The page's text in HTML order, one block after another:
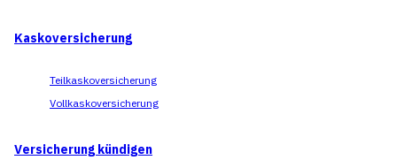
Kaskoversicherung
Teilkaskoversicherung
Vollkaskoversicherung
Versicherung kündigen